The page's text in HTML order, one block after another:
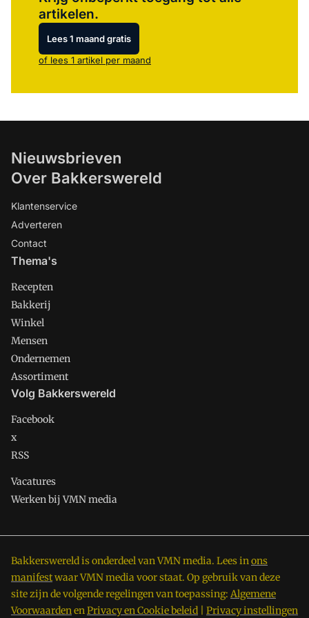
artikelen.
Lees 1 maand gratis
of lees 1 artikel per maand
Nieuwsbrieven
Over Bakkerswereld
Klantenservice
Adverteren
Contact
Thema's
Recepten
Bakkerij
Winkel
Mensen
Ondernemen
Assortiment
Volg Bakkerswereld
Facebook
x
RSS
Vacatures
Werken bij VMN media
Bakkerswereld is onderdeel van VMN media. Lees inons
manifestwaar VMN media voor staat. Op gebruik van deze
site zijn de volgende regelingen van toepassing: Algemene
VoorwaardenenPrivacy en Cookie beleid Privacy instellingen